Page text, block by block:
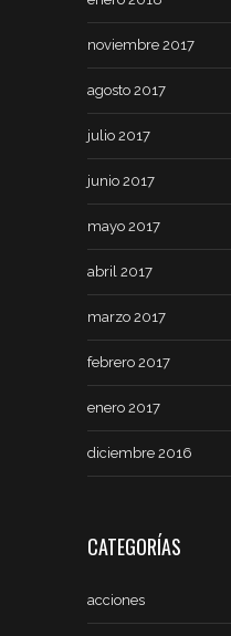
noviembre 2017
agosto 2017
julio 2017
junio 2017
mayo 2017
abril 2017
marzo 2017
febrero 2017
enero 2017
diciembre 2016
CATEGORÍAS
acciones